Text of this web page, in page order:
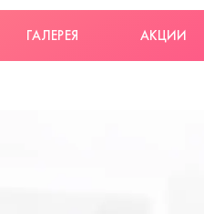
ГАЛЕРЕЯ АКЦИИ